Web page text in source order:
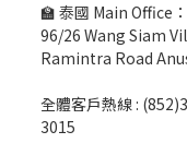
🏫 泰國 Main Office：
96/26 Wang Siam
Ramintra Road
全體客戶熱線 :
3015